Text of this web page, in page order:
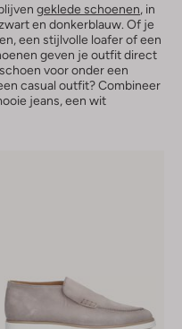
geklede schoenen, in
en donkerblauw. Of je
een stijlvolle loafer of een
geven je outfit direct
voor onder een
casual outfit? Combineer
jeans, een wit